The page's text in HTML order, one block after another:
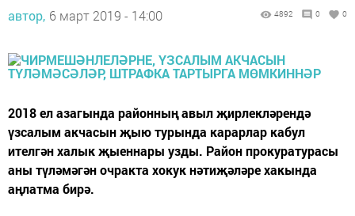
автор, 6 март 2019 - 14:00 4892 0 0
2018 ел азагында районның авыл җирлекләрендә
үзсалым акчасын җыю турында карарлар кабул
ителгән халык җыеннары узды. Район прокуратурасы
аны түләмәгән очракта хокук нәтиҗәләре хакында
аңлатма бирә.